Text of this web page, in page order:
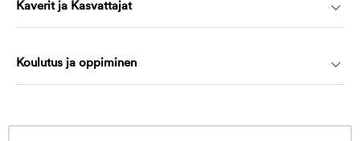
Kaverit ja Kasvattajat
Koulutus ja oppiminen